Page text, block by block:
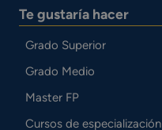
Te gustaría hacer
Grado Superior
Grado Medio
Master FP
Cursos de especialización